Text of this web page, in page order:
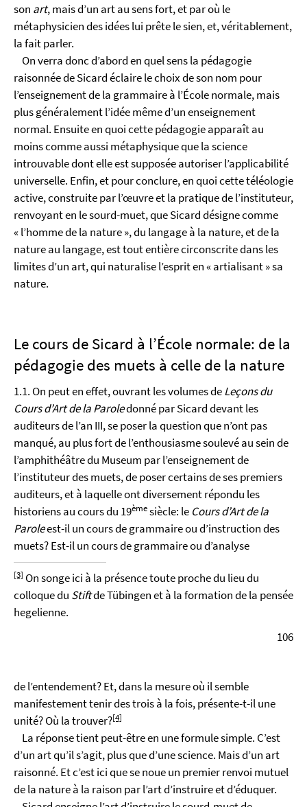
son art, mais d’un art au sens fort, et par où le
métaphysicien des idées lui prête le sien, et, véritablement,
la fait parler.
On verra donc d’abord en quel sens la pédagogie
raisonnée de Sicard éclaire le choix de son nom pour
l’enseignement de la grammaire à l’École normale, mais
plus généralement l’idée même d’un enseignement
normal. Ensuite en quoi cette pédagogie apparaît au
moins comme aussi métaphysique que la science
introuvable dont elle est supposée autoriser l’applicabilité
universelle. Enfin, et pour conclure, en quoi cette téléologie
active, construite par l’œuvre et la pratique de l’instituteur,
renvoyant en le sourd-muet, que Sicard désigne comme
« l’homme de la nature », du langage à la nature, et de la
nature au langage, est tout entière circonscrite dans les
limites d’un art, qui naturalise l’esprit en « artialisant » sa
nature.
Le cours de Sicard à l’École normale: de la
pédagogie des muets à celle de la nature
1.1. On peut en effet, ouvrant les volumes deLeçons du
Cours d’Art de la Paroledonné par Sicard devant les
auditeurs de l’an III, se poser la question que n’ont pas
manqué, au plus fort de l’enthousiasme soulevé au sein de
l’amphithéâtre du Museum par l’enseignement de
l’instituteur des muets, de poser certains de ses premiers
auditeurs, et à laquelle ont diversement répondu les
historiens au cours du 19èmesiècle: le Cours d’Art de la
Paroleest-il un cours de grammaire ou d’instruction des
muets? Est-il un cours de grammaire ou d’analyse
[3] On songe ici à la présence toute proche du lieu du
colloque du Stiftde Tübingen et à la formation de la pensée
hegelienne.
106
de l’entendement? Et, dans la mesure où il semble
manifestement tenir des trois à la fois, présente-t-il une
unité? Où la trouver?[4]
La réponse tient peut-être en une formule simple. C’est
d’un art qu’il s’agit, plus que d’une science. Mais d’un art
raisonné. Et c’est ici que se noue un premier renvoi mutuel
de la nature à la raison par l’art d’instruire et d’éduquer.